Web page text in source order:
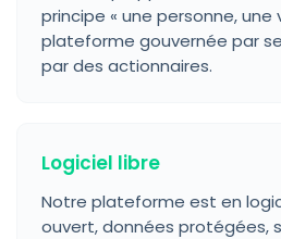
principe « une personne, une
plateforme gouvernée par
par des actionnaires.
Logiciel libre
Notre plateforme est en
ouvert, données protégées,